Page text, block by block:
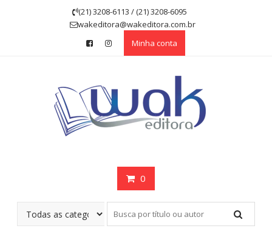
(21) 3208-6113 / (21) 3208-6095
wakeditora@wakeditora.com.br
Minha conta
0